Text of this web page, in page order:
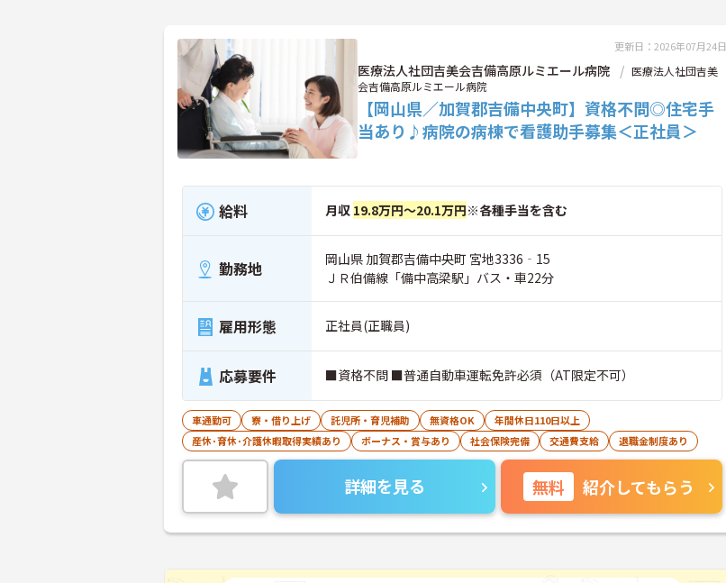
更新日：2026年07月24日
医療法人社団吉美会吉備高原ルミエール病院
医療法人社団吉美
会吉備高原ルミエール病院
【岡山県／加賀郡吉備中央町】資格不問◎住宅手
当あり♪病院の病棟で看護助手募集＜正社員＞
給料 月収 19.8万円～20.1万円※各種手当を含む
勤務地
岡山県 加賀郡吉備中央町 宮地3336‐15
ＪＲ伯備線「備中高梁駅」バス・車22分
雇用形態 正社員(正職員)
応募要件 ■資格不問 ■普通自動車運転免許必須（AT限定不可）
車通勤可 寮・借り上げ 託児所・育児補助 無資格OK
年間休日110日以上
産休･育休･介護休暇取得実績あり
ボーナス・賞与あり 社会保険完備 交通費支給 退職金制度あり
詳細を見る 無料 紹介してもらう